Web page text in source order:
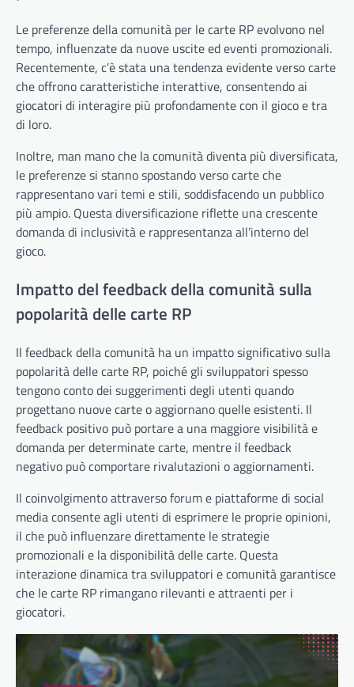
Le preferenze della comunità per le carte RP evolvono nel
tempo, influenzate da nuove uscite ed eventi promozionali.
Recentemente, c’è stata una tendenza evidente verso carte
che offrono caratteristiche interattive, consentendo ai
giocatori di interagire più profondamente con il gioco e tra
di loro.
Inoltre, man mano che la comunità diventa più diversificata,
le preferenze si stanno spostando verso carte che
rappresentano vari temi e stili, soddisfacendo un pubblico
più ampio. Questa diversificazione riflette una crescente
domanda di inclusività e rappresentanza all’interno del
gioco.
Impatto del feedback della comunità sulla
popolarità delle carte RP
Il feedback della comunità ha un impatto significativo sulla
popolarità delle carte RP, poiché gli sviluppatori spesso
tengono conto dei suggerimenti degli utenti quando
progettano nuove carte o aggiornano quelle esistenti. Il
feedback positivo può portare a una maggiore visibilità e
domanda per determinate carte, mentre il feedback
negativo può comportare rivalutazioni o aggiornamenti.
Il coinvolgimento attraverso forum e piattaforme di social
media consente agli utenti di esprimere le proprie opinioni,
il che può influenzare direttamente le strategie
promozionali e la disponibilità delle carte. Questa
interazione dinamica tra sviluppatori e comunità garantisce
che le carte RP rimangano rilevanti e attraenti per i
giocatori.